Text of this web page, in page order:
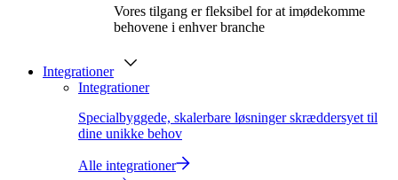
Vores tilgang er fleksibel for at imødekomme
behovene i enhver branche
Integrationer
Integrationer
Specialbyggede, skalerbare løsninger skræddersyet til
dine unikke behov
Alle integrationer